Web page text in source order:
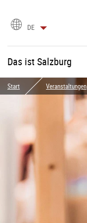
Sprachauswahl
DE
Das ist Salzburg
Start Veranstaltungen